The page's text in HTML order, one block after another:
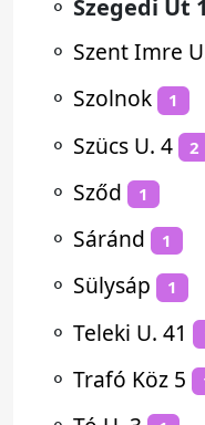
⚬ Szegedi Út
⚬ Szent Imre
⚬ Szolnok 1
⚬ Szücs U. 4 2
⚬ Sződ 1
⚬ Sáránd 1
⚬ Sülysáp 1
⚬ Teleki U. 41
⚬ Trafó Köz 5